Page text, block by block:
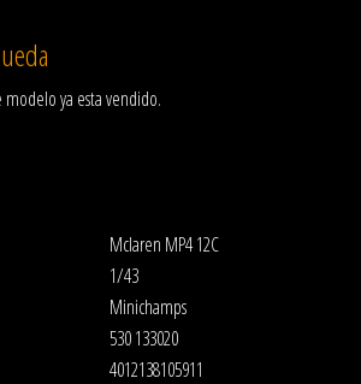
ya esta vendido.
Mclaren MP4 12C
1/43
Minichamps
530 133020
4012138105911